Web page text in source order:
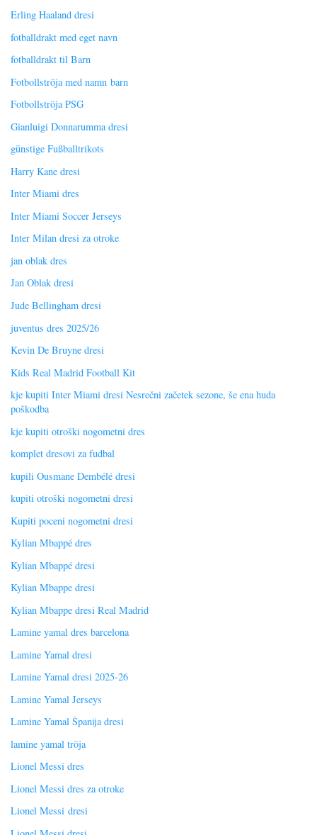
Erling Haaland dresi
fotballdrakt med eget navn
fotballdrakt til Barn
Fotbollströja med namn barn
Fotbollströja PSG
Gianluigi Donnarumma dresi
günstige Fußballtrikots
Harry Kane dresi
Inter Miami dres
Inter Miami Soccer Jerseys
Inter Milan dresi za otroke
jan oblak dres
Jan Oblak dresi
Jude Bellingham dresi
juventus dres 2025/26
Kevin De Bruyne dresi
Kids Real Madrid Football Kit
kje kupiti Inter Miami dresi Nesrečni začetek sezone, še ena huda
poškodba
kje kupiti otroški nogometni dres
komplet dresovi za fudbal
kupili Ousmane Dembélé dresi
kupiti otroški nogometni dresi
Kupiti poceni nogometni dresi
Kylian Mbappé dres
Kylian Mbappé dresi
Kylian Mbappe dresi
Kylian Mbappe dresi Real Madrid
Lamine yamal dres barcelona
Lamine Yamal dresi
Lamine Yamal dresi 2025-26
Lamine Yamal Jerseys
Lamine Yamal Španija dresi
lamine yamal tröja
Lionel Messi dres
Lionel Messi dres za otroke
Lionel Messi dresi